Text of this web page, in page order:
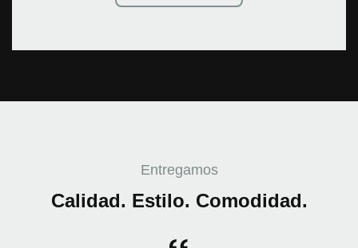
Entregamos
Calidad. Estilo. Comodidad.